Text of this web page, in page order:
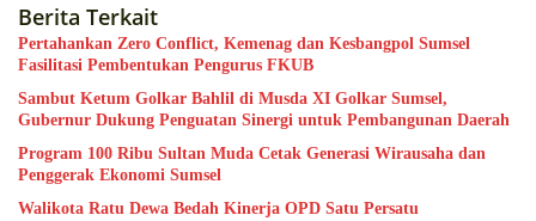
Berita Terkait
Pertahankan Zero Conflict, Kemenag dan Kesbangpol Sumsel
Fasilitasi Pembentukan Pengurus FKUB
Sambut Ketum Golkar Bahlil di Musda XI Golkar Sumsel,
Gubernur Dukung Penguatan Sinergi untuk Pembangunan Daerah
Program 100 Ribu Sultan Muda Cetak Generasi Wirausaha dan
Penggerak Ekonomi Sumsel
Walikota Ratu Dewa Bedah Kinerja OPD Satu Persatu